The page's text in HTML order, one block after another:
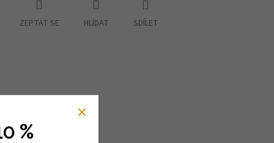
ZEPTAT SE HLÍDAT SDÍLET
%